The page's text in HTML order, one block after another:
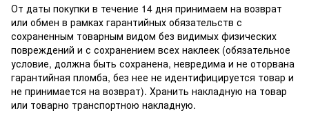
От даты покупки в течение 14 дня принимаем на возврат
или обмен в рамках гарантийных обязательств с
сохраненным товарным видом без видимых физических
повреждений и с сохранением всех наклеек (обязательное
условие, должна быть сохранена, невредима и не оторвана
гарантийная пломба, без нее не идентифицируется товар и
не принимается на возврат). Хранить накладную на товар
или товарно транспортною накладную.